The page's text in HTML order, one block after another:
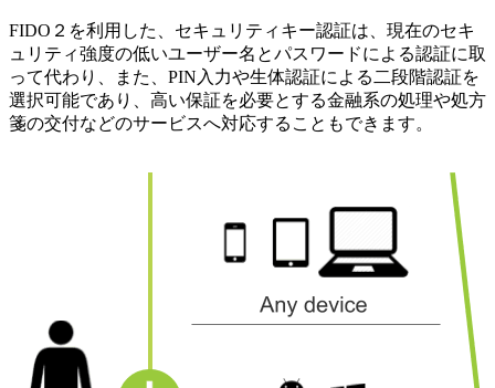
FIDO２を利用した、セキュリティキー認証は、現在のセキ
ュリティ強度の低いユーザー名とパスワードによる認証に取
って代わり、また、PIN入力や生体認証による二段階認証を
選択可能であり、高い保証を必要とする金融系の処理や処方
箋の交付などのサービスへ対応することもできます。